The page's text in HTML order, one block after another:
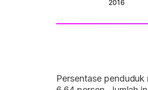
Persentase